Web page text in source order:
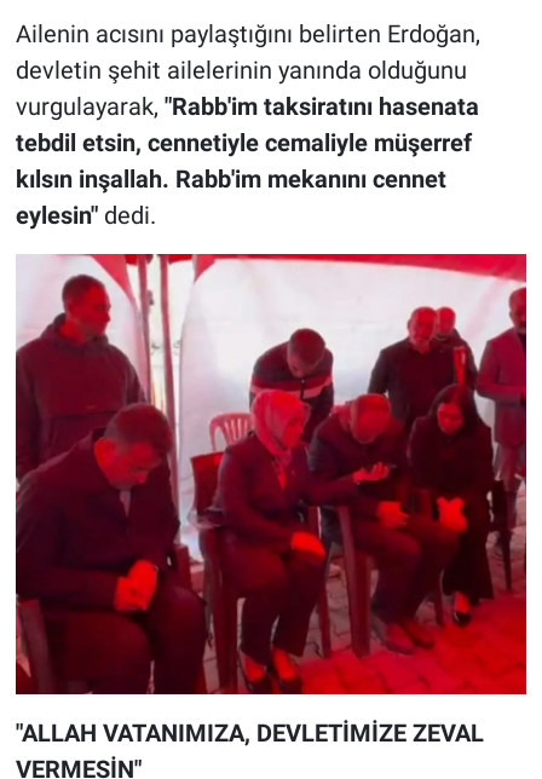
Ailenin acısını paylaştığını belirten Erdoğan,
devletin şehit ailelerinin yanında olduğunu
vurgulayarak, "Rabb'im taksiratını hasenata
tebdil etsin, cennetiyle cemaliyle müşerref
kılsın inşallah. Rabb'im mekanını cennet
eylesin"dedi.
"ALLAH VATANIMIZA, DEVLETİMİZE ZEVAL
VERMESİN"